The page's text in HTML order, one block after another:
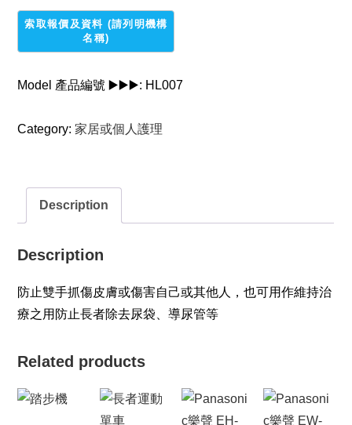
帶
quantity
Model 產品編號 ▶️▶️▶️: HL007
Category:家居或個人護理
Description
Description
防止雙手抓傷皮膚或傷害自己或其他人，也可用作維持治
療之用防止長者除去尿袋、導尿管等
Related products